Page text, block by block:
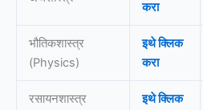
करा
भौतिकशास्त्र
(Physics)
इथे क्लिक
करा
रसायनशास्त्र
इथे क्लिक